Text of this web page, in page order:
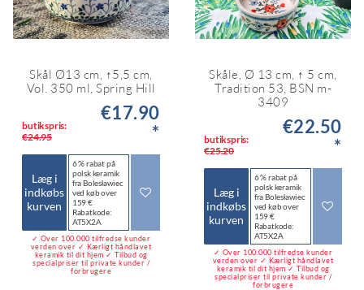
Skål Ø13 cm, ↑5,5 cm,
Vol. 350 ml, Spring Hill
butikspris:
€24.95
€17.90
*
Læg i
indkøbs
kurven
6 % rabat på
polsk keramik
fra Bolesławiec
ved køb over
159 €
Rabatkode:
AT5X2A
✓ Over 100.000 tilfredse kunder
verden over ✓ Kærligt håndlavet
keramik til dit hjem ✓ Tilbud og
specialpriser til private kunder /
forbrugere
Skåle, Ø 13 cm, ↑ 5 cm,
Tradition 53, BSN m-
3409
butikspris:
€25.20
€22.50
*
Læg i
indkøbs
kurven
6 % rabat på
polsk keramik
fra Bolesławiec
ved køb over
159 €
Rabatkode:
AT5X2A
✓ Over 100.000 tilfredse kunder
verden over ✓ Kærligt håndlavet
keramik til dit hjem ✓ Tilbud og
specialpriser til private kunder /
forbrugere